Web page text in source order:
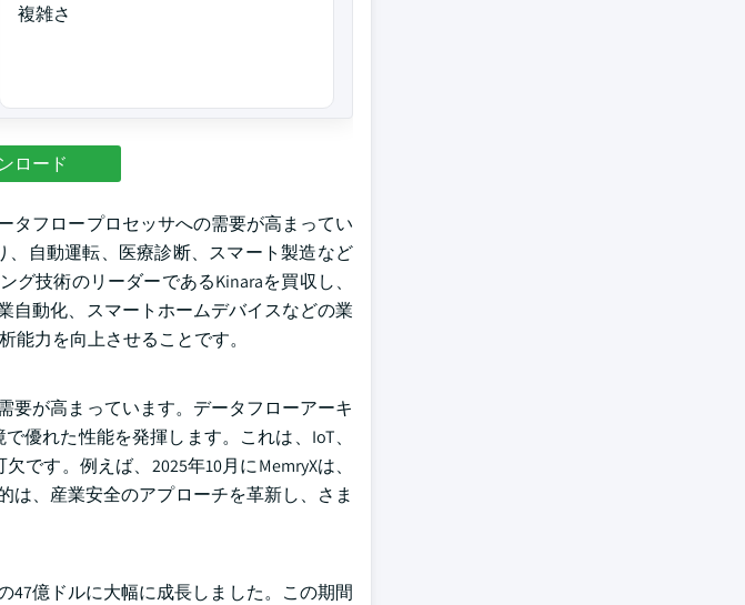
複雑さ
ロード
タフロープロセッサへの需要が高まってい
自動運転、医療診断、スマート製造など
技術のリーダーであるKinaraを買収し、
自動化、スマートホームデバイスなどの業
力を向上させることです。
要が高まっています。データフローアーキ
優れた性能を発揮します。これは、IoT、
す。例えば、2025年10月にMemryXは、
は、産業安全のアプローチを革新し、さま
47億ドルに大幅に成長しました。この期間